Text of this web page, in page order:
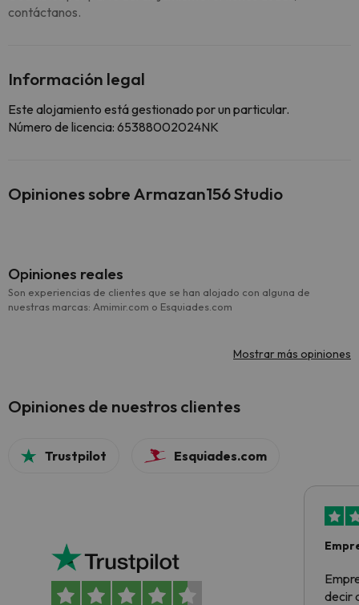
contáctanos.
Información legal
Este alojamiento está gestionado por un particular.
Número de licencia: 65388002024NK
Opiniones sobre Armazan156 Studio
Opiniones reales
Son experiencias de clientes que se han alojado con alguna de
nuestras marcas: Amimir.com o Esquiades.com
Mostrar más opiniones
Opiniones de nuestros clientes
Trustpilot Esquiades.com
decir